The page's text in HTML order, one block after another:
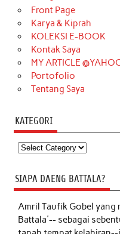
Front Page
Karya & Kiprah
KOLEKSI E-BOOK
Kontak Saya
MY ARTICLE
Portofolio
Tentang Saya
KATEGORI
Kategori
SIAPA DAENG BATTALA?
Amril Taufik Gobelyang
Battala'-- sebagai